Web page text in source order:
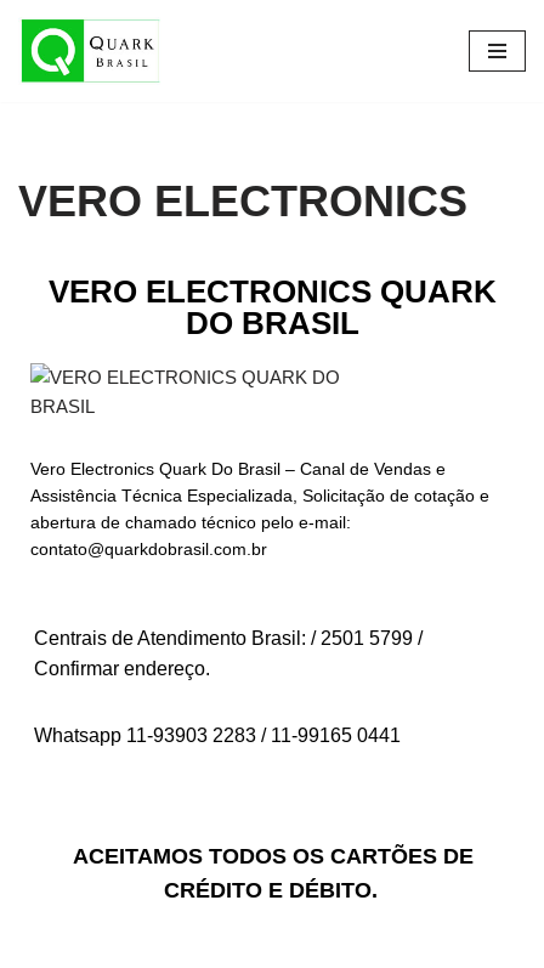
Pular
VERO ELECTRONICS
VERO ELECTRONICS QUARK
DO BRASIL
Vero Electronics Quark Do Brasil – Canal de Vendas e
Assistência Técnica Especializada, Solicitação de cotação e
abertura de chamado técnico pelo e-mail:
contato@quarkdobrasil.com.br
Centrais de Atendimento Brasil: / 2501 5799 /
Confirmar endereço.
Whatsapp 11-93903 2283 / 11-99165 0441
ACEITAMOS TODOS OS CARTÕES DE
CRÉDITO E DÉBITO.